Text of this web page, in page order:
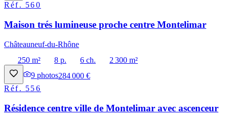
Réf. 560
Maison trés lumineuse proche centre Montelimar
Châteauneuf-du-Rhône
250 m²
8 p. 6 ch.
2 300 m²
9 photos284 000 €
Réf. 556
Résidence centre ville de Montelimar avec ascenceur